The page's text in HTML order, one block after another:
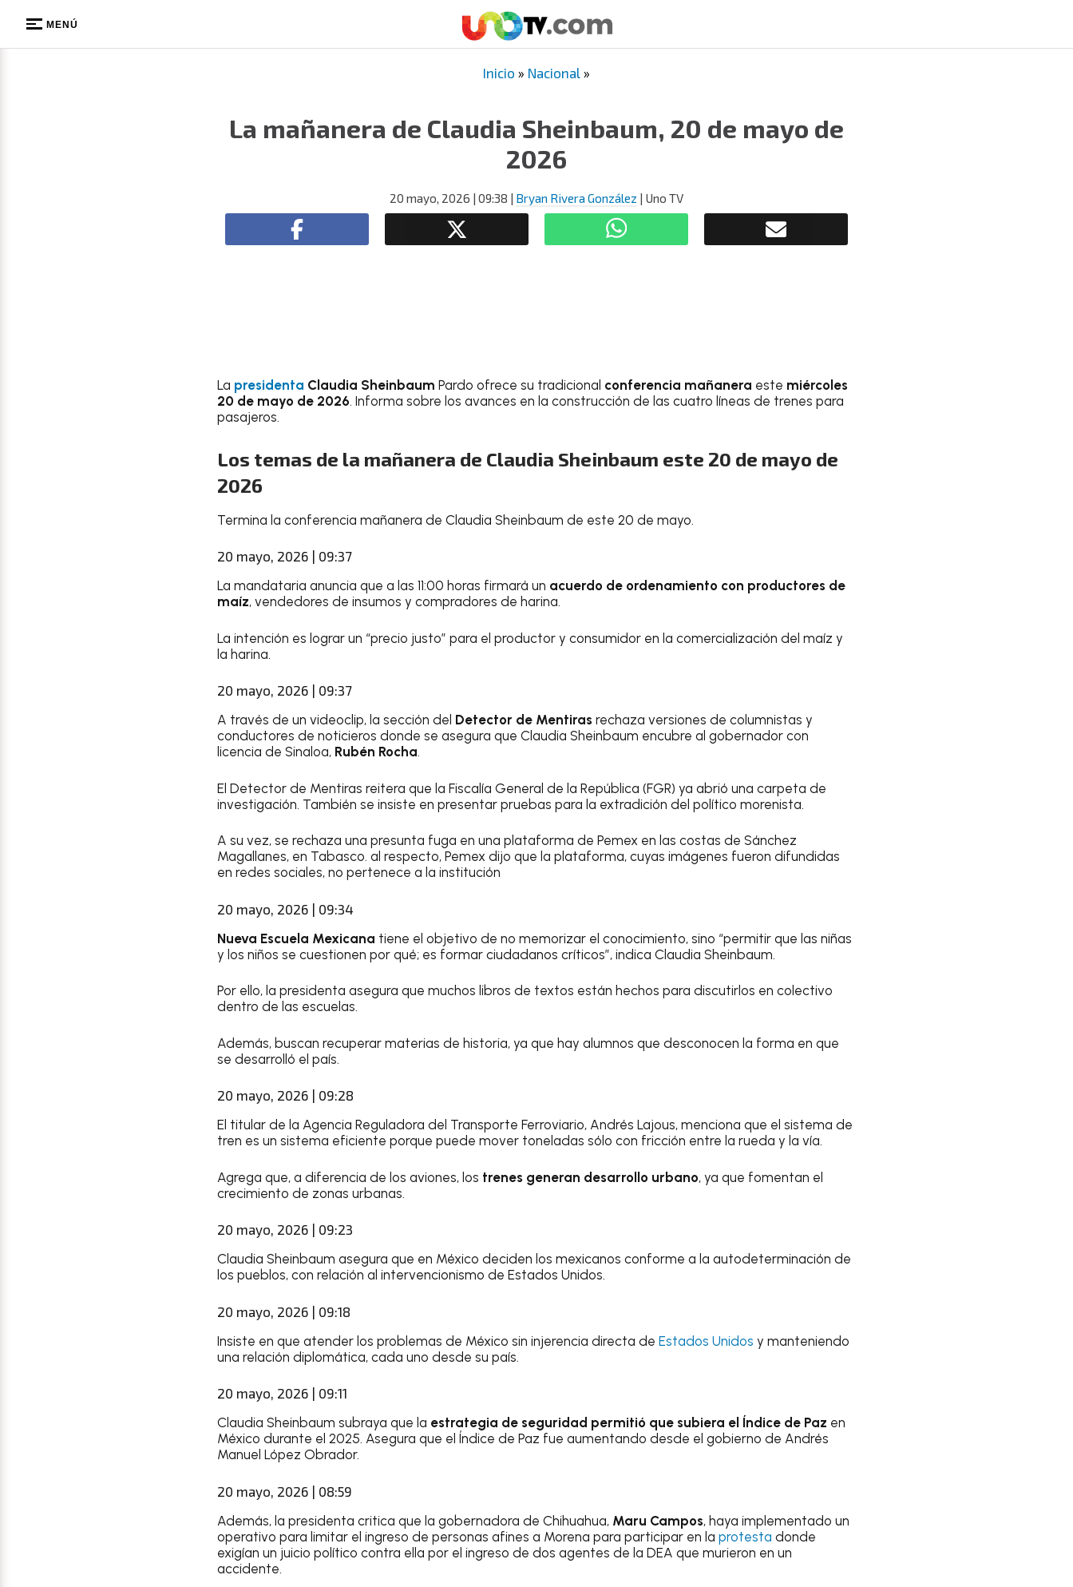
MENÚ
Inicio » Nacional »
La mañanera de Claudia Sheinbaum, 20 de mayo de
2026
20 mayo, 2026 | 09:38 | Bryan Rivera González | Uno TV
La presidenta Claudia Sheinbaum Pardo ofrece su tradicional conferencia mañanera este miércoles
20 de mayo de 2026. Informa sobre los avances en la construcción de las cuatro líneas de trenes para
pasajeros.
Los temas de la mañanera de Claudia Sheinbaum este 20 de mayo de
2026
Termina la conferencia mañanera de Claudia Sheinbaum de este 20 de mayo.
20 mayo, 2026 | 09:37
La mandataria anuncia que a las 11:00 horas firmará un acuerdo de ordenamiento con productores de
maíz, vendedores de insumos y compradores de harina.
La intención es lograr un “precio justo” para el productor y consumidor en la comercialización del maíz y
la harina.
20 mayo, 2026 | 09:37
A través de un videoclip, la sección del Detector de Mentiras rechaza versiones de columnistas y
conductores de noticieros donde se asegura que Claudia Sheinbaum encubre al gobernador con
licencia de Sinaloa, Rubén Rocha.
El Detector de Mentiras reitera que la Fiscalía General de la República (FGR) ya abrió una carpeta de
investigación. También se insiste en presentar pruebas para la extradición del político morenista.
A su vez, se rechaza una presunta fuga en una plataforma de Pemex en las costas de Sánchez
Magallanes, en Tabasco. al respecto, Pemex dijo que la plataforma, cuyas imágenes fueron difundidas
en redes sociales, no pertenece a la institución
20 mayo, 2026 | 09:34
Nueva Escuela Mexicana tiene el objetivo de no memorizar el conocimiento, sino “permitir que las niñas
y los niños se cuestionen por qué; es formar ciudadanos críticos”, indica Claudia Sheinbaum.
Por ello, la presidenta asegura que muchos libros de textos están hechos para discutirlos en colectivo
dentro de las escuelas.
Además, buscan recuperar materias de historia, ya que hay alumnos que desconocen la forma en que
se desarrolló el país.
20 mayo, 2026 | 09:28
El titular de la Agencia Reguladora del Transporte Ferroviario, Andrés Lajous, menciona que el sistema de
tren es un sistema eficiente porque puede mover toneladas sólo con fricción entre la rueda y la vía.
Agrega que, a diferencia de los aviones, los trenes generan desarrollo urbano, ya que fomentan el
crecimiento de zonas urbanas.
20 mayo, 2026 | 09:23
Claudia Sheinbaum asegura que en México deciden los mexicanos conforme a la autodeterminación de
los pueblos, con relación al intervencionismo de Estados Unidos.
20 mayo, 2026 | 09:18
Insiste en que atender los problemas de México sin injerencia directa de Estados Unidos y manteniendo
una relación diplomática, cada uno desde su país.
20 mayo, 2026 | 09:11
Claudia Sheinbaum subraya que la estrategia de seguridad permitió que subiera el Índice de Paz en
México durante el 2025. Asegura que el Índice de Paz fue aumentando desde el gobierno de Andrés
Manuel López Obrador.
20 mayo, 2026 | 08:59
Además, la presidenta critica que la gobernadora de Chihuahua, Maru Campos, haya implementado un
operativo para limitar el ingreso de personas afines a Morena para participar en la protesta donde
exigían un juicio político contra ella por el ingreso de dos agentes de la DEA que murieron en un
accidente.